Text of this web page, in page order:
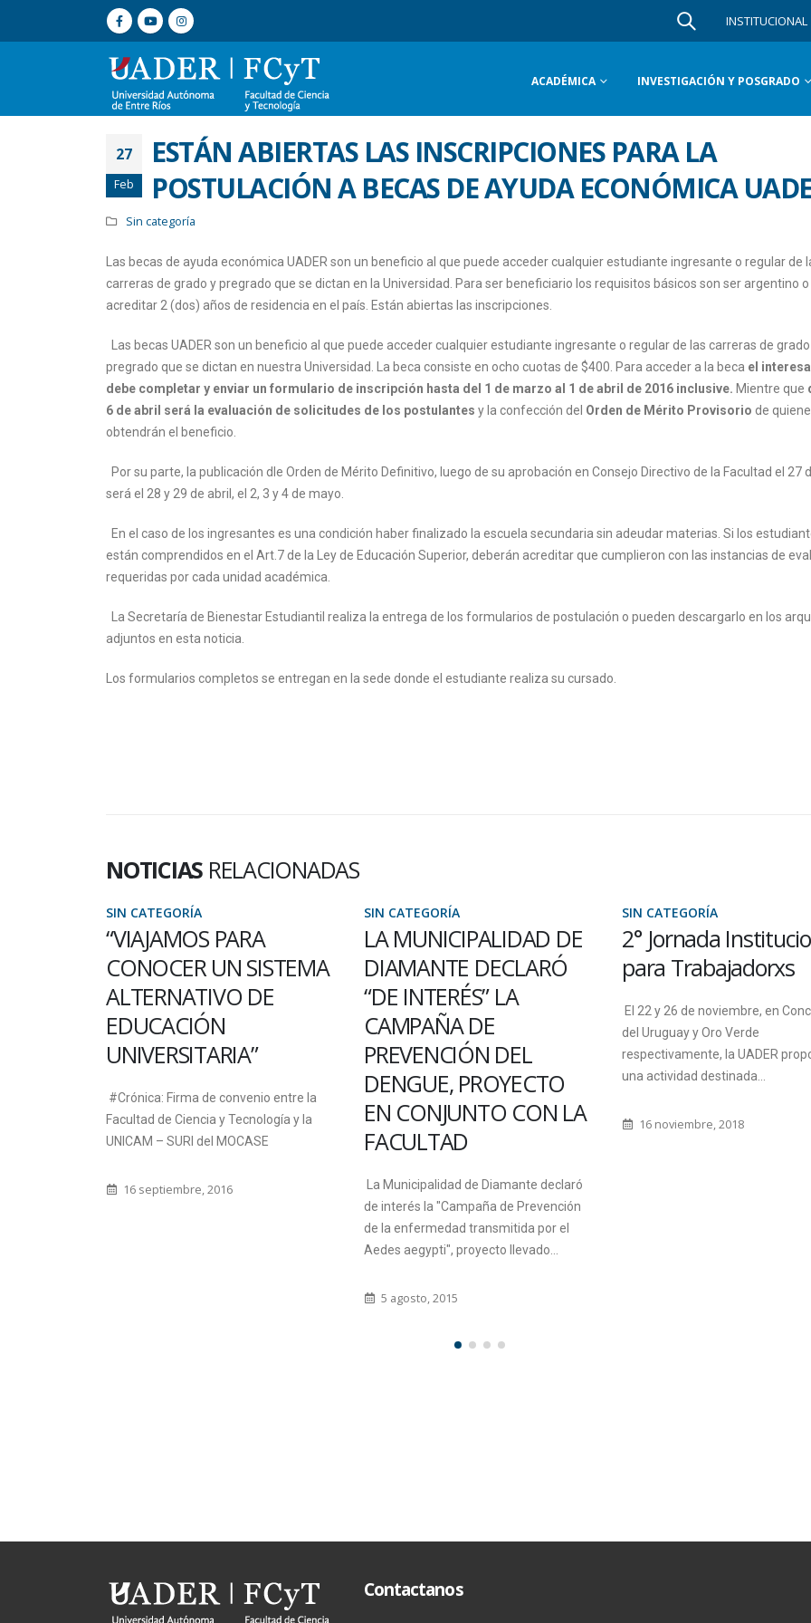
INSTITUCIONAL
ACADÉMICA INVESTIGACIÓN Y POSGRADO
27
Feb
ESTÁN ABIERTAS LAS INSCRIPCIONES PARA LA
POSTULACIÓN A BECAS DE AYUDA ECONÓMICA
Sin categoría
Las becas de ayuda económica UADER son un beneficio al que puede acceder cualquier estudiante ingresante o regular de
carreras de grado y pregrado que se dictan en la Universidad. Para ser beneficiario los requisitos básicos son ser argentino o
acreditar 2 (dos) años de residencia en el país. Están abiertas las inscripciones.
Las becas UADER son un beneficio al que puede acceder cualquier estudiante ingresante o regular de las carreras de
pregrado que se dictan en nuestra Universidad. La beca consiste en ocho cuotas de $400. Para acceder a la beca el
debe completar y enviar un formulario de inscripción hasta del 1 de marzo al 1 de abril de 2016 inclusive. Mientre que
6 de abril será la evaluación de solicitudes de los postulantes y la confección del Orden de Mérito Provisorio de
obtendrán el beneficio.
Por su parte, la publicación dle Orden de Mérito Definitivo, luego de su aprobación en Consejo Directivo de la Facultad el 27
será el 28 y 29 de abril, el 2, 3 y 4 de mayo.
En el caso de los ingresantes es una condición haber finalizado la escuela secundaria sin adeudar materias. Si los
están comprendidos en el Art.7 de la Ley de Educación Superior, deberán acreditar que cumplieron con las instancias de
requeridas por cada unidad académica.
La Secretaría de Bienestar Estudiantil realiza la entrega de los formularios de postulación o pueden descargarlo en los
adjuntos en esta noticia.
Los formularios completos se entregan en la sede donde el estudiante realiza su cursado.
NOTICIAS RELACIONADAS
SIN CATEGORÍA
LA MUNICIPALIDAD DE
DIAMANTE DECLARÓ
“DE INTERÉS” LA
CAMPAÑA DE
PREVENCIÓN DEL
EN CONJUNTO CON LA
FACULTAD
La Municipalidad de Diamante declaró
SIN CATEGORÍA
2° Jornada Institucional
para Trabajadorxs
El 22 y 26 de noviembre, en Concepción
del Uruguay y Oro Verde
respectivamente, la UADER propone
una actividad destinada...
16 noviembre, 2018
SIN CATEGORÍA
SE PRESENTÓ LA
APLICACIÓN SOBRE
CIUDAD DE
Desarrollada por el Laboratorio de
permitirá brindar información
Contactanos